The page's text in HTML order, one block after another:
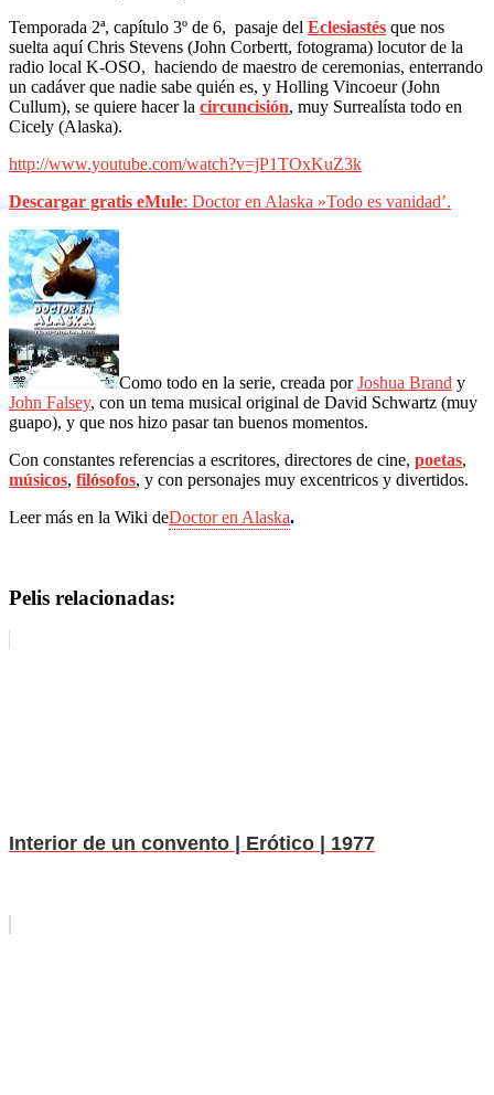
Temporada 2ª, capítulo 3º de 6, pasaje del Eclesiastés que nos
suelta aquí Chris Stevens (John Corbertt, fotograma) locutor de la
radio local K-OSO, haciendo de maestro de ceremonias, enterrando
un cadáver que nadie sabe quién es, y Holling Vincoeur (John
Cullum), se quiere hacer la circuncisión, muy Surrealísta todo en
Cicely (Alaska).
http://www.youtube.com/watch?v=jP1TOxKuZ3k
Descargar gratis eMule: Doctor en Alaska »Todo es vanidad’.
Como todo en la serie, creada porJoshua Brand y
John Falsey, con un tema musical original de David Schwartz (muy
guapo), y que nos hizo pasar tan buenos momentos.
Con constantes referencias a escritores, directores de cine, poetas,
músicos, filósofos, y con personajes muy excentricos y divertidos.
Leer más en la Wiki deDoctor en Alaska.
Pelis relacionadas:
Interior de un convento | Erótico | 1977